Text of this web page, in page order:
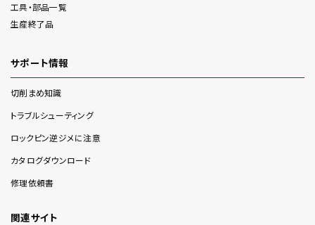
工具・部品一覧
生産終了品
サポート情報
切削まめ知識
トラブルシューティング
ロックピン逆ジメに注意
カタログダウンロード
修理依頼書
関連サイト